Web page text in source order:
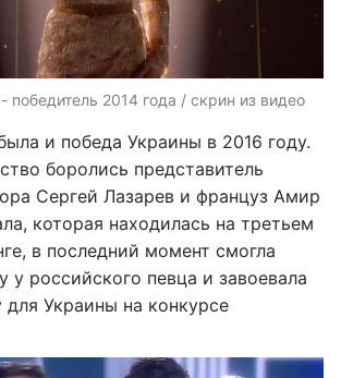
победитель 2014 года / скрин из видео
и победа Украины в 2016 году.
боролись представитель
Сергей Лазарев и француз Амир
которая находилась на третьем
в последний момент смогла
у российского певца и завоевала
Украины на конкурсе